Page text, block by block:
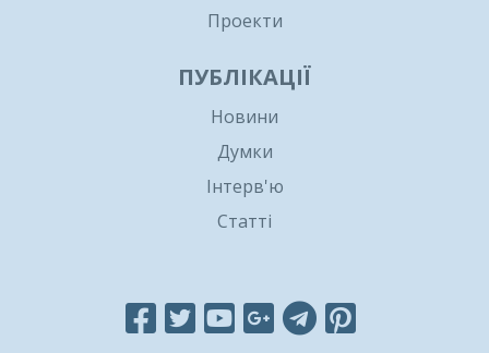
Проекти
ПУБЛІКАЦІЇ
Новини
Думки
Інтерв'ю
Статті